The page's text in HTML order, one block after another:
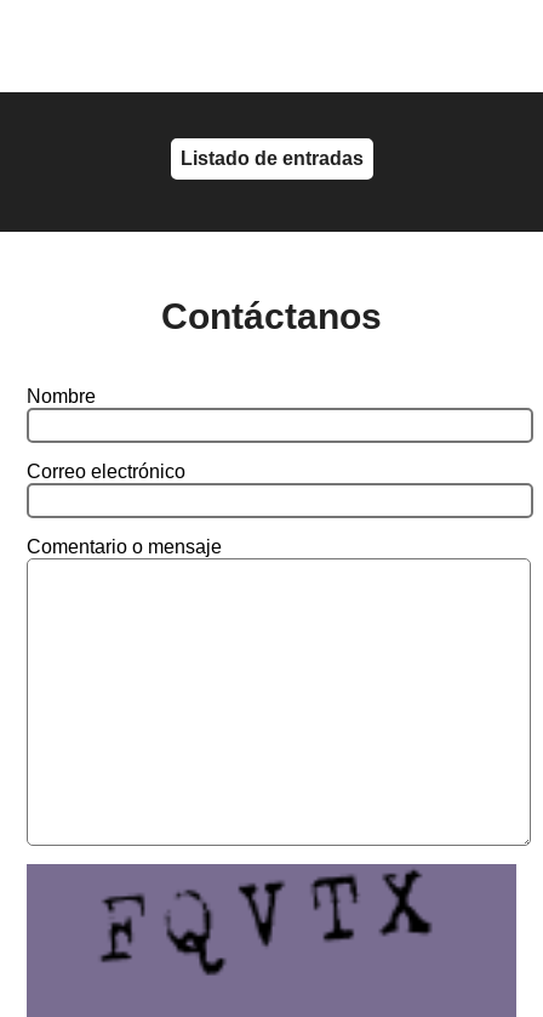
Listado de entradas
Contáctanos
Nombre
Correo electrónico
Comentario o mensaje